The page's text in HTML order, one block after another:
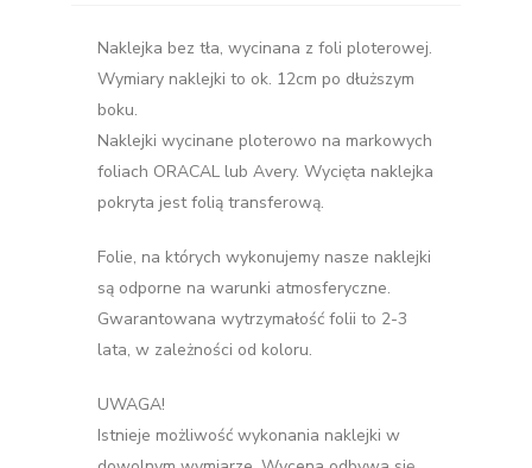
Naklejka bez tła, wycinana z foli ploterowej.
Wymiary naklejki to ok. 12cm po dłuższym
boku.
Naklejki wycinane ploterowo na markowych
foliach ORACAL lub Avery. Wycięta naklejka
pokryta jest folią transferową.
Folie, na których wykonujemy nasze naklejki
są odporne na warunki atmosferyczne.
Gwarantowana wytrzymałość folii to 2-3
lata, w zależności od koloru.
UWAGA!
Istnieje możliwość wykonania naklejki w